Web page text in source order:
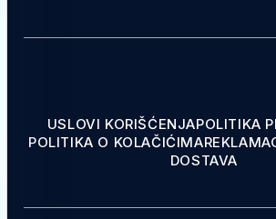
USLOVI KORIŠĆENJAPOLITIKA
POLITIKA O KOLAČIĆIMA
DOSTAVA